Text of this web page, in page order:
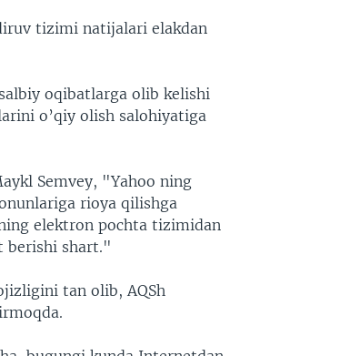
tizimi natijalari elakdan
oqibatlarga olib kelishi
o’qiy olish salohiyatiga
Semvey, "Yahoo ning
rioya qilishga
elektron pochta tizimidan
berishi shart."
tan olib, AQSh